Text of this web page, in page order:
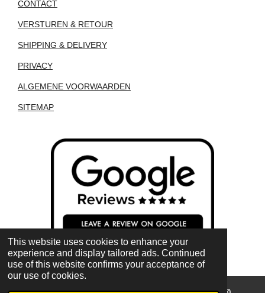
This website uses cookies to enhance your
experience and display tailored ads. Continued
use of this website confirms your acceptance of
our use of cookies.
CONTACT
VERSTUREN & RETOUR
SHIPPING & DELIVERY
PRIVACY
ALGEMENE VOORWAARDEN
SITEMAP